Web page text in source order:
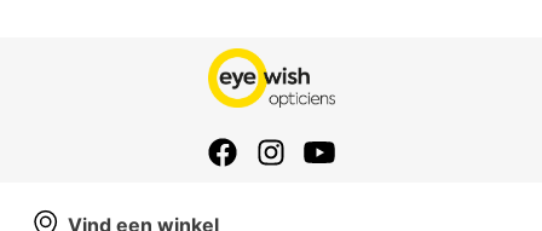
Vind een winkel